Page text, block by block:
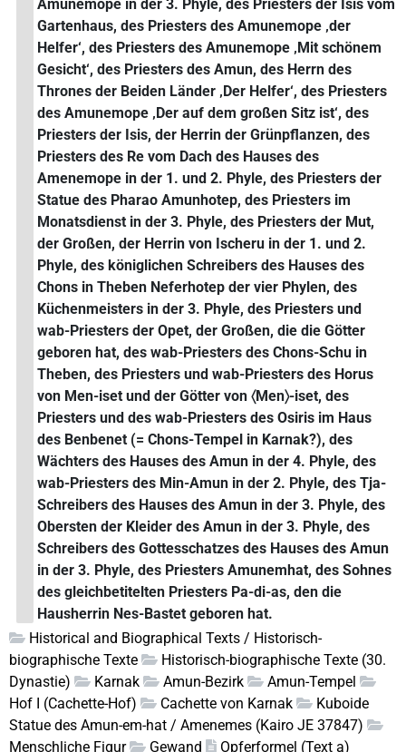
Amunemope in der 3. Phyle, des Priesters der Isis vom
Gartenhaus, des Priesters des Amunemope ‚der
Helfer‘, des Priesters des Amunemope ‚Mit schönem
Gesicht‘, des Priesters des Amun, des Herrn des
Thrones der Beiden Länder ‚Der Helfer‘, des Priesters
des Amunemope ‚Der auf dem großen Sitz ist‘, des
Priesters der Isis, der Herrin der Grünpflanzen, des
Priesters des Re vom Dach des Hauses des
Amenemope in der 1. und 2. Phyle, des Priesters der
Statue des Pharao Amunhotep, des Priesters im
Monatsdienst in der 3. Phyle, des Priesters der Mut,
der Großen, der Herrin von Ischeru in der 1. und 2.
Phyle, des königlichen Schreibers des Hauses des
Chons in Theben Neferhotep der vier Phylen, des
Küchenmeisters in der 3. Phyle, des Priesters und
wab-Priesters der Opet, der Großen, die die Götter
geboren hat, des wab-Priesters des Chons-Schu in
Theben, des Priesters und wab-Priesters des Horus
von Men-iset und der Götter von 〈Men〉-iset, des
Priesters und des wab-Priesters des Osiris im Haus
des Benbenet (= Chons-Tempel in Karnak?), des
Wächters des Hauses des Amun in der 4. Phyle, des
wab-Priesters des Min-Amun in der 2. Phyle, des Tja-
Schreibers des Hauses des Amun in der 3. Phyle, des
Obersten der Kleider des Amun in der 3. Phyle, des
Schreibers des Gottesschatzes des Hauses des Amun
in der 3. Phyle, des Priesters Amunemhat, des Sohnes
des gleichbetitelten Priesters Pa-di-as, den die
Hausherrin Nes-Bastet geboren hat.
Historical and Biographical Texts / Historisch-
biographische Texte
Historisch-biographische Texte (30.
Dynastie)
Karnak Amun-Bezirk
Amun-Tempel
Hof I (Cachette-Hof)
Cachette von Karnak
Kuboide
Statue des Amun-em-hat / Amenemes (Kairo JE 37847)
Menschliche Figur
Gewand
Opferformel (Text a)